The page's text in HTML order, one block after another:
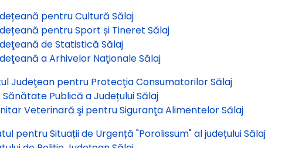
pentru Cultură Sălaj
pentru Sport și Tineret Sălaj
de Statistică Sălaj
a Arhivelor Naţionale Sălaj
Judeţean pentru Protecţia Consumatorilor Sălaj
Publică a Județului Sălaj
Veterinară şi pentru Siguranţa Alimentelor Sălaj
pentru Situații de Urgență "Porolissum" al județului Sălaj